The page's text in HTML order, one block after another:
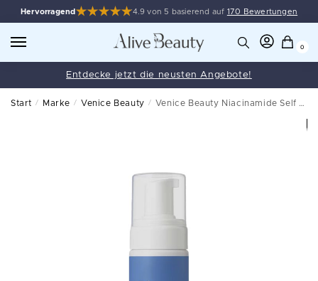
Hervorragend 4.9 von 5 basierend auf 170 Bewertungen
0
Entdecke jetzt die neusten Angebote!
Start / Marke / Venice Beauty / Venice Beauty Niacinamide Self Tan Mousse